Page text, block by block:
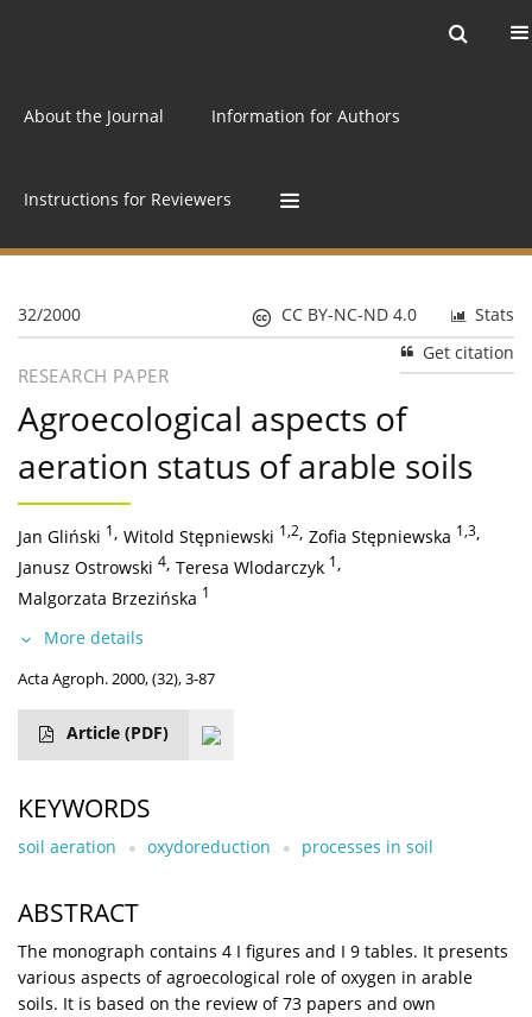
About the Journal Information for Authors
Instructions for Reviewers
32/2000 Stats
CC BY-NC-ND 4.0
Get citation
RESEARCH PAPER
Agroecological aspects of
aeration status of arable soils
Jan Gliński 1, Witold Stępniewski 1,2, Zofia Stępniewska 1,3,
Janusz Ostrowski 4, Teresa Wlodarczyk 1,
Malgorzata Brzezińska 1
More details
Acta Agroph. 2000, (32), 3-87
Article (PDF)
KEYWORDS
soil aeration oxydoreduction processes in soil
ABSTRACT
The monograph contains 4 I figures and I 9 tables. It presents
various aspects of agroecological role of oxygen in arable
soils. It is based on the review of 73 papers and own